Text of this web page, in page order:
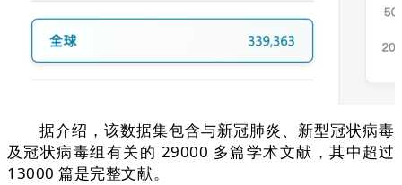
据介绍，该数据集包含与新冠肺炎、新型冠状病毒
及冠状病毒组有关的 29000 多篇学术文献，其中超过
13000 篇是完整文献。